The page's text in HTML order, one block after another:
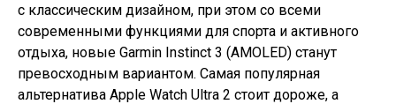
с классическим дизайном, при этом со всеми
современными функциями для спорта и активного
отдыха, новые Garmin Instinct 3 (AMOLED) станут
превосходным вариантом. Самая популярная
альтернатива Apple Watch Ultra 2 стоит дороже, а